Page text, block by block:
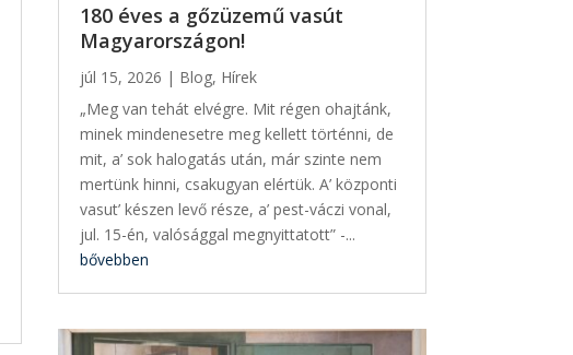
180 éves a gőzüzemű vasút
Magyarországon!
júl 15, 2026 | Blog, Hírek
„Meg van tehát elvégre. Mit régen ohajtánk,
minek mindenesetre meg kellett történni, de
mit, a’ sok halogatás után, már szinte nem
mertünk hinni, csakugyan elértük. A’ központi
vasut’ készen levő része, a’ pest-váczi vonal,
jul. 15-én, valósággal megnyittatott” -...
bővebben